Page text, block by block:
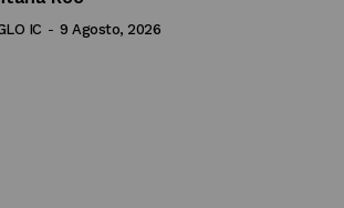
IC - 9 Agosto, 2026